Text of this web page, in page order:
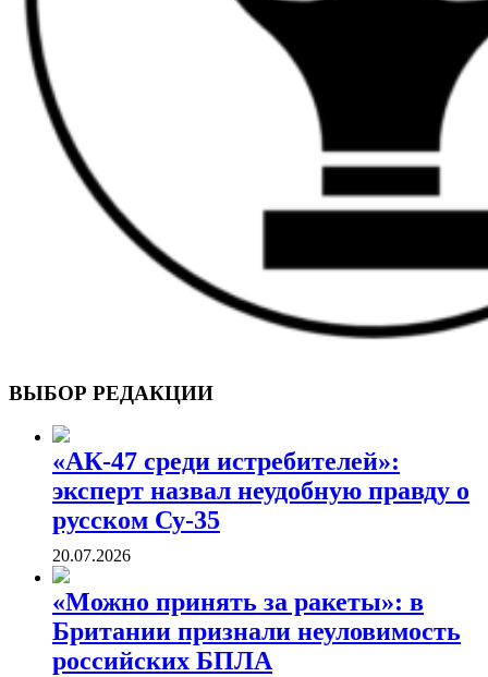
ВОЕННЫЕ СТРАНИЦЫ
СТАТЬИ ВОЕННОЙ ТЕМАТИКИ
ВЫБОР РЕДАКЦИИ
«АК-47 среди истребителей»:
эксперт назвал неудобную правду о
русском Су-35
20.07.2026
«Можно принять за ракеты»: в
Британии признали неуловимость
российских БПЛА